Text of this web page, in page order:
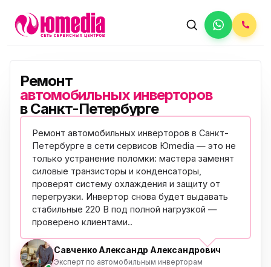
Ремонт
автомобильных инверторов
в Санкт-Петербурге
Ремонт автомобильных инверторов в Санкт-
Петербурге в сети сервисов Юmedia — это не
только устранение поломки: мастера заменят
силовые транзисторы и конденсаторы,
проверят систему охлаждения и защиту от
перегрузки. Инвертор снова будет выдавать
стабильные 220 В под полной нагрузкой —
проверено клиентами..
Савченко Александр Александрович
Эксперт по автомобильным инверторам